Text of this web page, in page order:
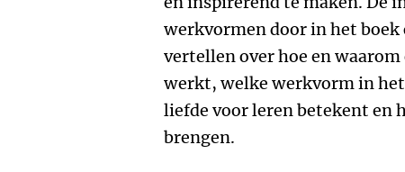
werkvormen door in het boek
vertellen over hoe en
werkt, welke werkvorm in
liefde voor leren betekent en
brengen.